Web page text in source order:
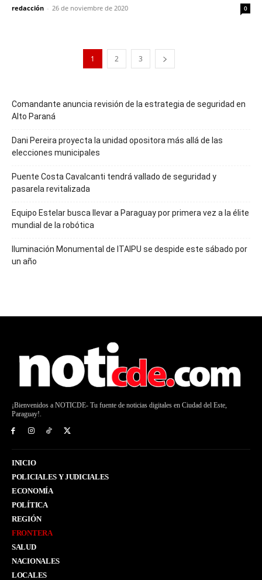
redacción - 26 de noviembre de 2020 0
1 2 3
Comandante anuncia revisión de la estrategia de seguridad en
Alto Paraná
Dani Pereira proyecta la unidad opositora más allá de las
elecciones municipales
Puente Costa Cavalcanti tendrá vallado de seguridad y
pasarela revitalizada
Equipo Estelar busca llevar a Paraguay por primera vez a la élite
mundial de la robótica
Iluminación Monumental de ITAIPU se despide este sábado por
un año
¡Bienvenidos a NOTICDE- Tu fuente de noticias digitales en Ciudad del Este,
Paraguay!.
INICIO
POLICIALES Y JUDICIALES
ECONOMÍA
POLÍTICA
REGIÓN
FRONTERA
SALUD
NACIONALES
LOCALES